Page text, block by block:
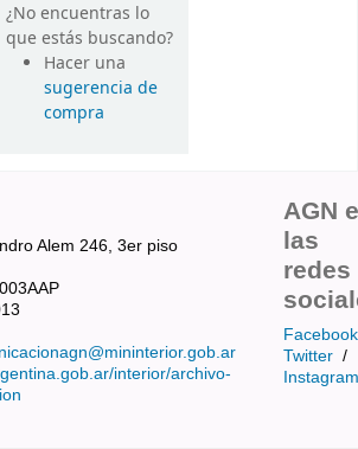
¿No encuentras lo
que estás buscando?
Hacer una
sugerencia de
compra
Alem 246, 3er piso
interior/archivo-
AGN
las
redes
Facebook
Twitter /
Instagram